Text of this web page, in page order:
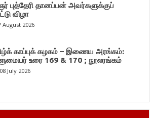
புத்தேரி தானப்பன் அவர்களுக்குப்
விழா
August 2026
காப்புக் கழகம் – இணைய அரங்கம்:
உரை 169 & 170 ; நூலரங்கம்
08 July 2026